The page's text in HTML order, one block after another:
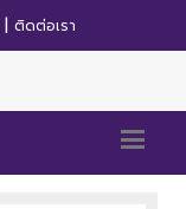
| ติดต่อเรา